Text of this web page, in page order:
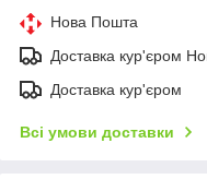
Нова Пошта
Доставка кур'єром
Доставка кур'єром
Всі умови доставки